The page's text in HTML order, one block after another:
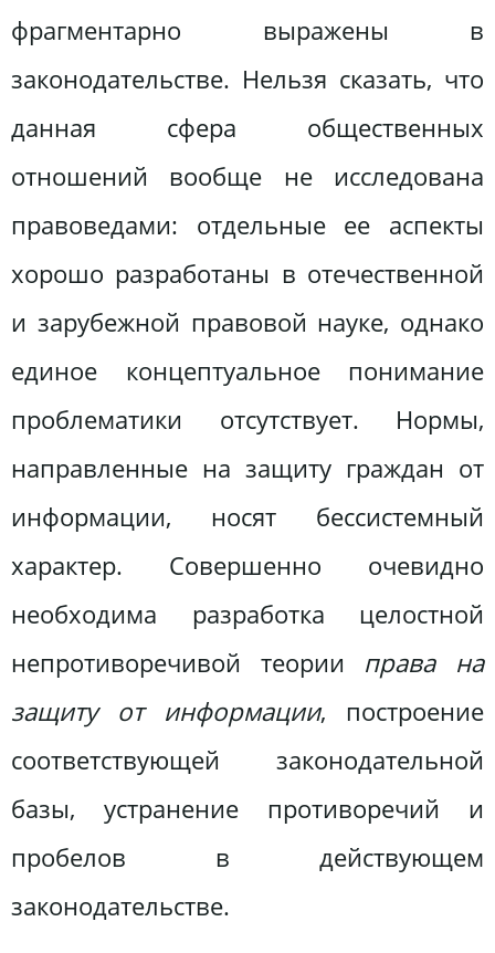
фрагментарно выражены в
законодательстве. Нельзя сказать, что
данная сфера общественных
отношений вообще не исследована
правоведами: отдельные ее аспекты
хорошо разработаны в отечественной
и зарубежной правовой науке, однако
единое концептуальное понимание
проблематики отсутствует. Нормы,
направленные на защиту граждан от
информации, носят бессистемный
характер. Совершенно очевидно
необходима разработка целостной
непротиворечивой теории права на
защиту от информации, построение
соответствующей законодательной
базы, устранение противоречий и
пробелов в действующем
законодательстве.